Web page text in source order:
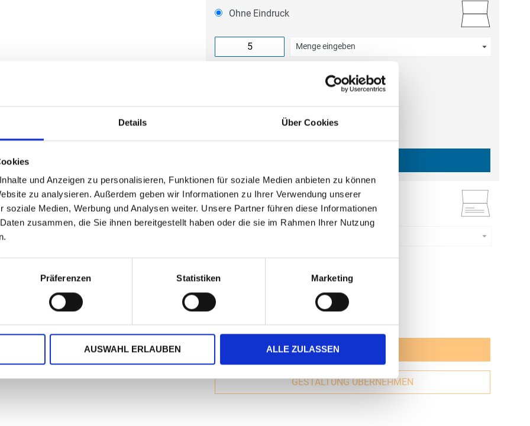
Details Über Cookies
und Anzeigen zu personalisieren, Funktionen für soziale Medien anbieten zu können
zu analysieren. Außerdem geben wir Informationen zu Ihrer Verwendung unserer
soziale Medien, Werbung und Analysen weiter. Unsere Partner führen diese Informationen
zusammen, die Sie ihnen bereitgestellt haben oder die sie im Rahmen Ihrer Nutzung
Präferenzen Statistiken Marketing
AUSWAHL ERLAUBEN ALLE ZULASSEN
Ohne Eindruck
Menge eingeben
(inkl. MwSt.|zzgl. MwSt.)
0,61 € |
Versandkosten
Mit Eindruck
11,65 €
(
Staffelpreise ab
JETZT GESTALTEN
GESTALTUNG ÜBERNEHMEN